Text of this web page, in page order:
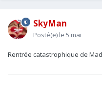
SkyMan
Posté(e) le 5 mai
Rentrée catastrophique de